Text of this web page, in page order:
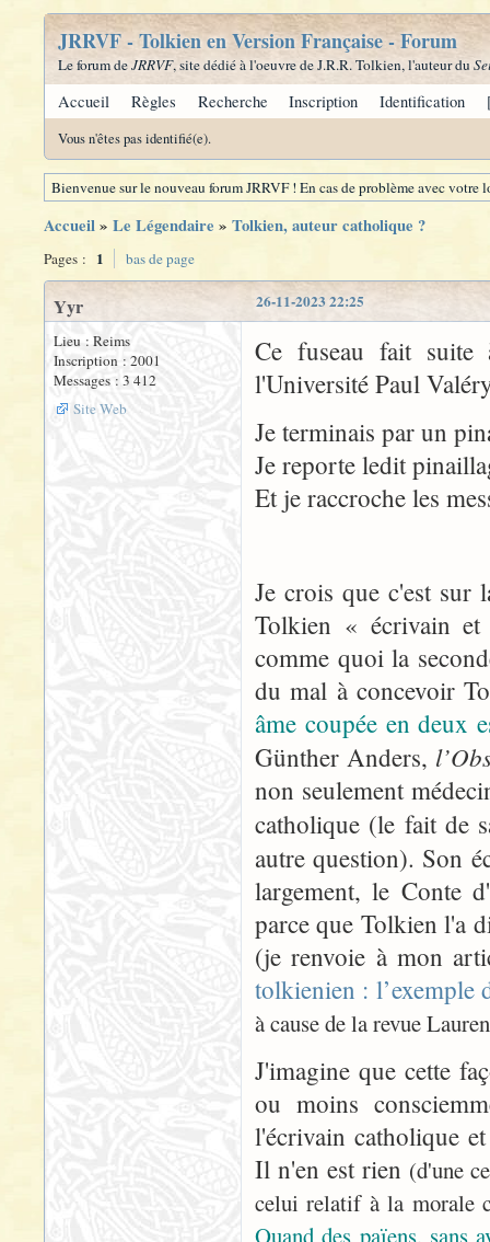
JRRVF - Tolkien en Version Française - Forum
Le forum deJRRVF, site dédié à l'oeuvre de J.R.R. Tolkien, l'auteur du
Accueil Règles Recherche Inscription Identification
Vous n'êtes pas identifié(e).
Bienvenue sur le nouveau forum JRRVF ! En cas de problème avec
Accueil» Le Légendaire » Tolkien, auteur catholique ?
Pages : 1 bas de page
26-11-2023 22:25
Yyr
Lieu : Reims
Inscription : 2001
Messages : 3 412
Site Web
Ce fuseau fait
l'Université Paul
Je terminais par un
Je reporte ledit
Et je raccroche les
Je crois que c'est sur
Tolkien « écrivain
comme quoi la
du mal à concevoir
âme coupée en deux
Günther Anders,
non seulement
catholique (le fait de
autre question). Son
largement, le Conte
parce que Tolkien l'a
(je renvoie à mon
tolkienien : l’exemple
à cause de la revue
J'imagine que cette
ou moins
l'écrivain catholique
Il n'en est rien (d'une
celui relatif à la morale
Quand des païens, sans